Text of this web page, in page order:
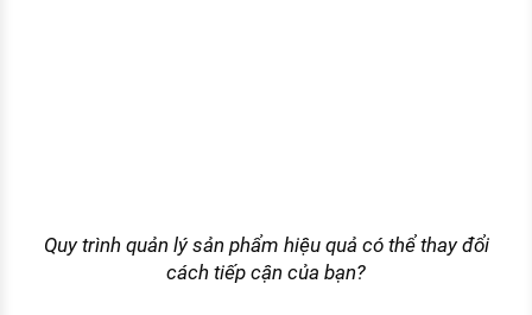
Quy trình quản lý sản phẩm hiệu quả có thể thay đổi
cách tiếp cận của bạn?